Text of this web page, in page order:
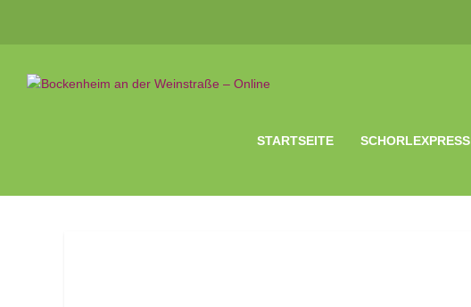
STARTSEITE SCHORLEXPRESS